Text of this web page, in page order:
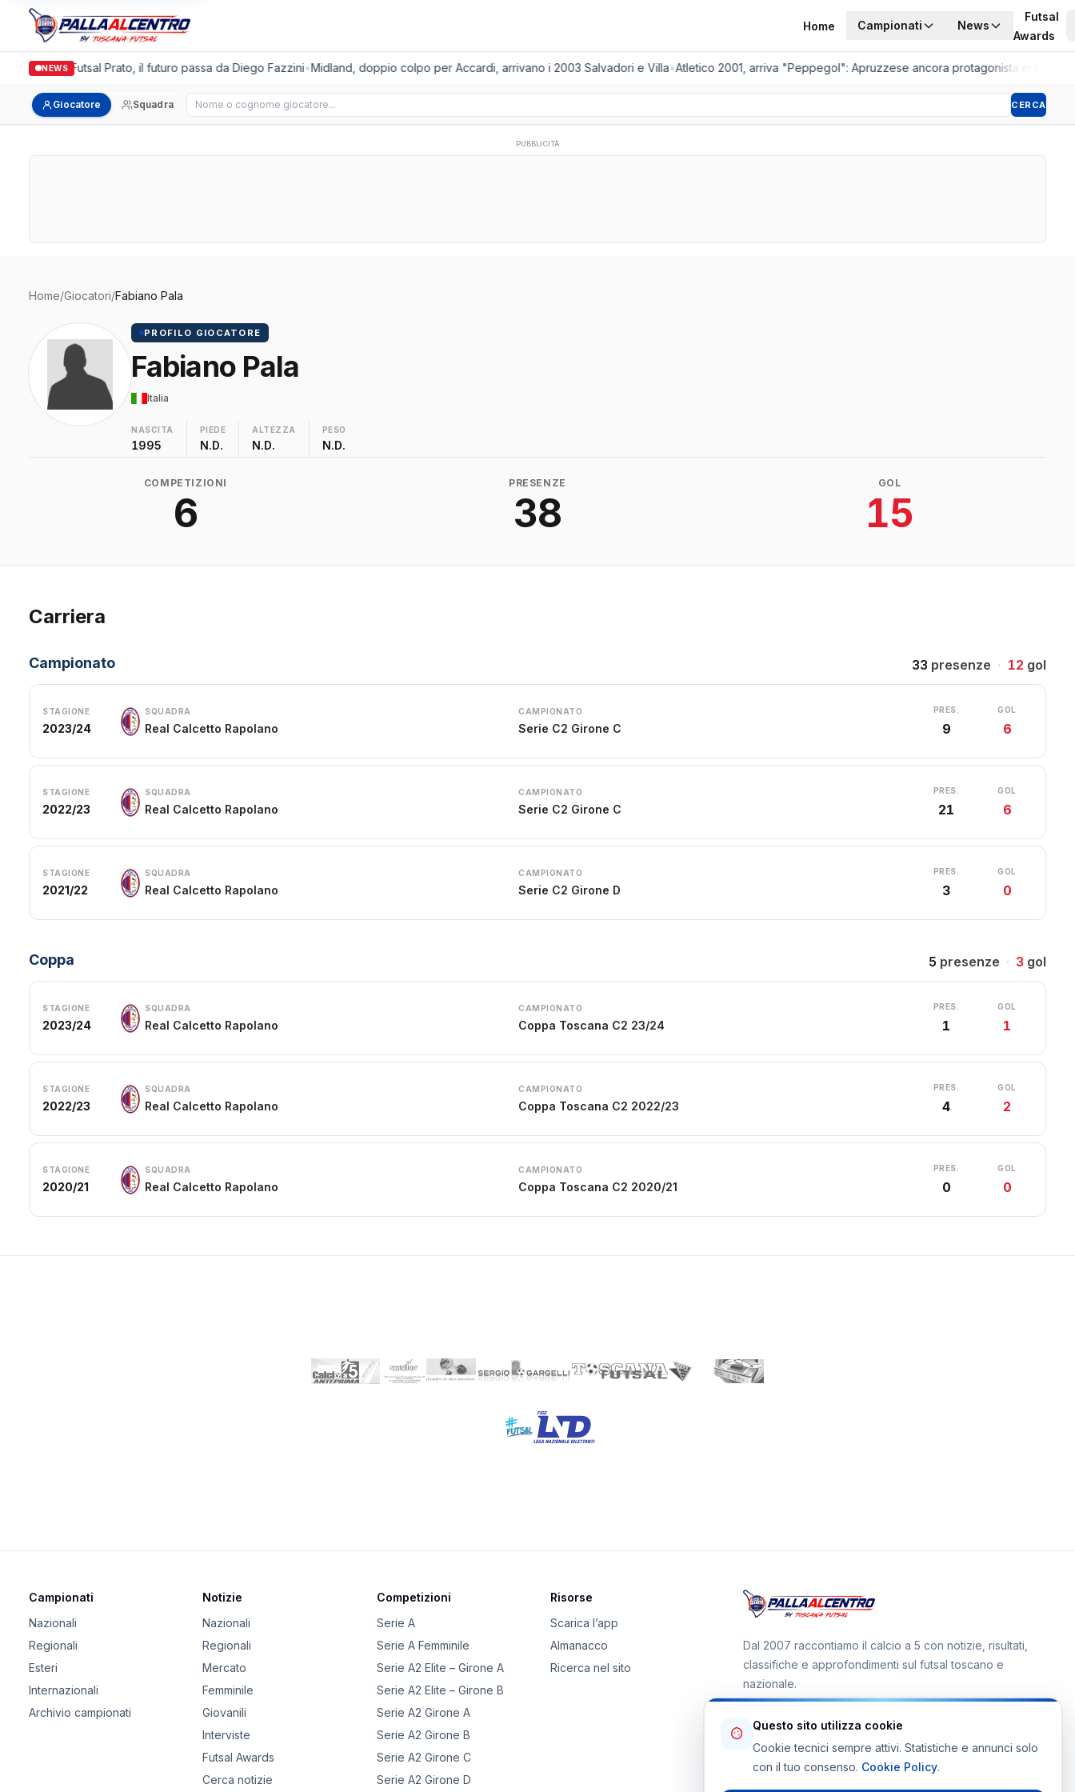
Home Campionati News
Futsal
Awards
NEWS
Italgronda Futsal Prato, il futuro passa da Diego Fazzini•Midland, doppio colpo per Accardi, arrivano i 2003 Salvadori e Villa•Atletico 2001, arriva "Peppegol": Apruzzese ancora protagonista in C2
Giocatore Squadra Cerca giocatore CERCA
PUBBLICITÀ
Home/Giocatori/Fabiano Pala
PROFILO GIOCATORE
Fabiano Pala
Italia
NASCITA
1995
PIEDE
N.D.
ALTEZZA
N.D.
PESO
N.D.
COMPETIZIONI
6
PRESENZE
38
GOL
15
Carriera
Campionato 33 presenze · 12 gol
STAGIONE
2023/24
SQUADRA
Real Calcetto Rapolano
CAMPIONATO
Serie C2 Girone C
PRES.
9
GOL
6
STAGIONE
2022/23
SQUADRA
Real Calcetto Rapolano
CAMPIONATO
Serie C2 Girone C
PRES.
21
GOL
6
STAGIONE
2021/22
SQUADRA
Real Calcetto Rapolano
CAMPIONATO
Serie C2 Girone D
PRES.
3
GOL
0
Coppa 5 presenze · 3 gol
STAGIONE
2023/24
SQUADRA
Real Calcetto Rapolano
CAMPIONATO
Coppa Toscana C2 23/24
PRES.
1
GOL
1
STAGIONE
2022/23
SQUADRA
Real Calcetto Rapolano
CAMPIONATO
Coppa Toscana C2 2022/23
PRES.
4
GOL
2
STAGIONE
2020/21
SQUADRA
Real Calcetto Rapolano
CAMPIONATO
Coppa Toscana C2 2020/21
PRES.
0
GOL
0
Campionati
Nazionali
Regionali
Esteri
Internazionali
Archivio campionati
Notizie
Nazionali
Regionali
Mercato
Femminile
Giovanili
Interviste
Futsal Awards
Cerca notizie
Competizioni
Serie A
Serie A Femminile
Serie A2 Elite – Girone A
Serie A2 Elite – Girone B
Serie A2 Girone A
Serie A2 Girone B
Serie A2 Girone C
Serie A2 Girone D
Risorse
Scarica l’app
Almanacco
Ricerca nel sito
Dal 2007 raccontiamo il calcio a 5 con notizie, risultati,
classifiche e approfondimenti sul futsal toscano e
nazionale.
Canale WhatsApp
Telegram Toscana Futsal
Questo sito utilizza cookie
Cookie tecnici sempre attivi. Statistiche e annunci solo
con il tuo consenso. Cookie Policy.